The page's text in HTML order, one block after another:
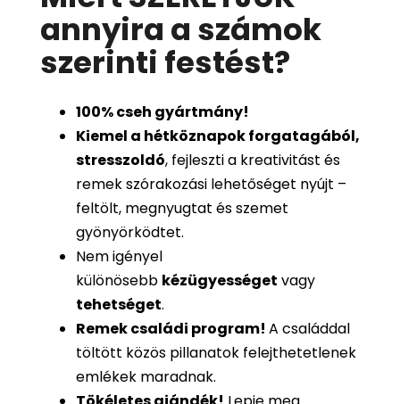
annyira a számok
szerinti festést?
100%cseh gyártmány!
Kiemel a hétköznapok forgatagából,
stresszoldó, fejleszti a kreativitást és
remek szórakozási lehetőséget nyújt –
feltölt, megnyugtat és szemet
gyönyörködtet.
Nem igényel
különösebb kézügyességet vagy
tehetséget.
Remek családi program! A családdal
töltött közös pillanatok felejthetetlenek
emlékek maradnak.